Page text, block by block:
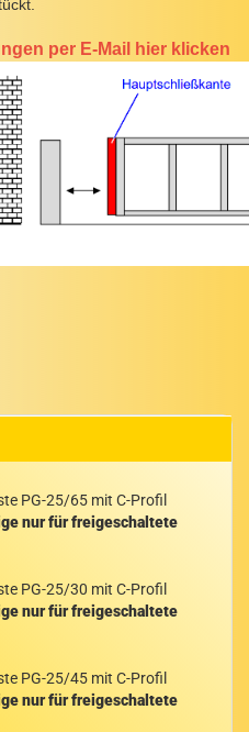
per E-Mail hier klicken
PG-25/65 mit C-​Profil
nur für freigeschaltete
PG-25/30 mit C-​Profil
nur für freigeschaltete
PG-25/45 mit C-​Profil
nur für freigeschaltete